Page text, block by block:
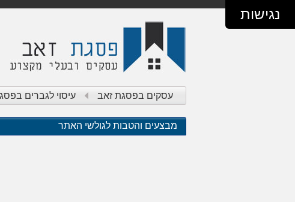
נגישות
עסקים בפסגת זאב עיסוי לגברים
מבצעים והטבות לגולשי האתר